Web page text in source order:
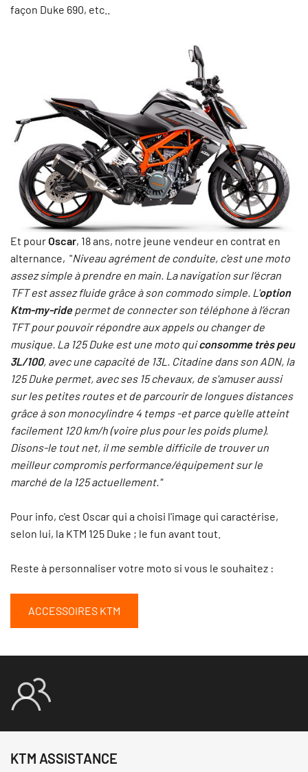
façon Duke 690, etc..
Et pourOscar, 18 ans, notre jeune vendeur en contrat en
alternance, "Niveau agrément de conduite, c'est une moto
assez simple à prendre en main. La navigation sur l’écran
TFT est assez fluide grâce à son commodo simple. L' option
Ktm-my-ridepermet de connecter son téléphone à l’écran
TFT pour pouvoir répondre aux appels ou changer de
musique. La 125 Duke est une moto quiconsomme très peu
3L/100, avec une capacité de 13L. Citadine dans son ADN, la
125 Duke permet, avec ses 15 chevaux, de s'amuser aussi
sur les petites routes et de parcourir de longues distances
grâce à son monocylindre 4 temps -et parce qu'elle atteint
facilement 120 km/h (voire plus pour les poids plume).
Disons-le tout net, il me semble difficile de trouver un
meilleur compromis performance/équipement sur le
marché de la 125 actuellement."
Pour info, c'est Oscar qui a choisi l'image qui caractérise,
selon lui, la KTM 125 Duke ; le fun avant tout.
Reste à personnaliser votre moto si vous le souhaitez :
ACCESSOIRES KTM
KTM ASSISTANCE